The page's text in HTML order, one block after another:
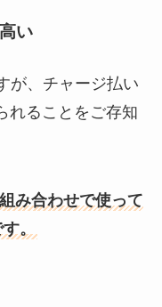
い
が、チャージ払い
れることをご存知
み合わせで使って
。